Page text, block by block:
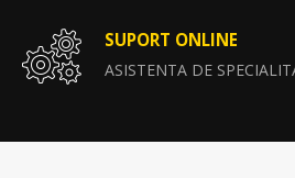
SUPORT ONLINE
ASISTENTA DE